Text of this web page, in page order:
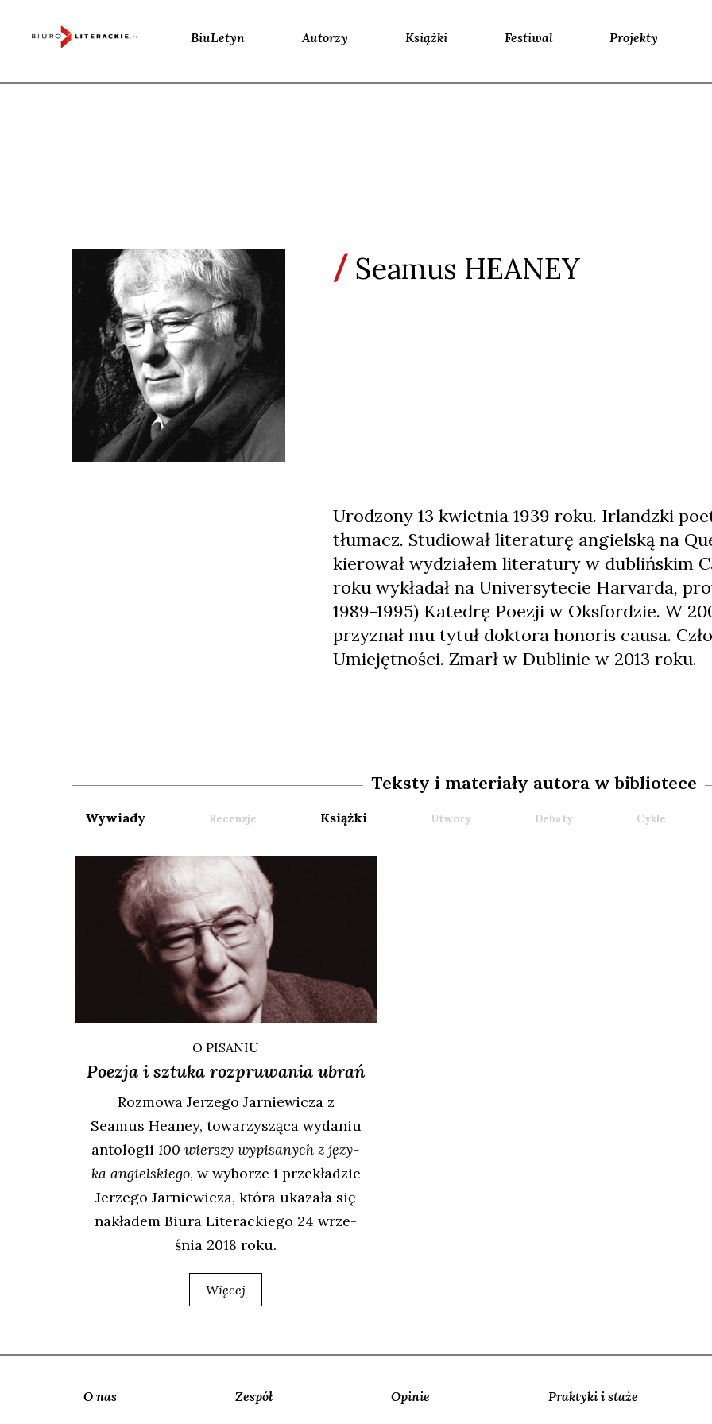
BiuLetyn Autorzy Książki Festiwal Projekty
Seamus HEANEY
Urodzony 13 kwietnia 1939 roku. Irlandzki
tłumacz. Studiował literaturę angielską na
kierował wydziałem literatury w dublińskim
roku wykładał na Universytecie Harvarda,
1989-1995) Katedrę Poezji w Oksfordzie. W
przyznał mu tytuł doktora honoris causa.
Umiejętności. Zmarł w Dublinie w 2013 roku.
Teksty i materiały autora w bibliotece
Wywiady Recenzje Książki Utwory Debaty Cykle
O PISANIU
Poezja i sztuka rozpruwania ubrań
Roz­mo­wa Jerze­go Jar­nie­wi­cza z
Seamus Heaney, towa­rzy­szą­ca wyda­niu
anto­lo­gii 100 wier­szy wypi­sa­nych z języ­
ka angiel­skie­go, w wybo­rze i prze­kła­dzie
Jerze­go Jar­nie­wi­cza, któ­ra uka­za­ła się
nakła­dem Biu­ra Lite­rac­kie­go 24 wrze­
śnia 2018 roku.
Więcej
O nas Zespół Opinie Praktyki i staże